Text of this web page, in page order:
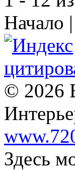
Начало
© 2026
Здесь